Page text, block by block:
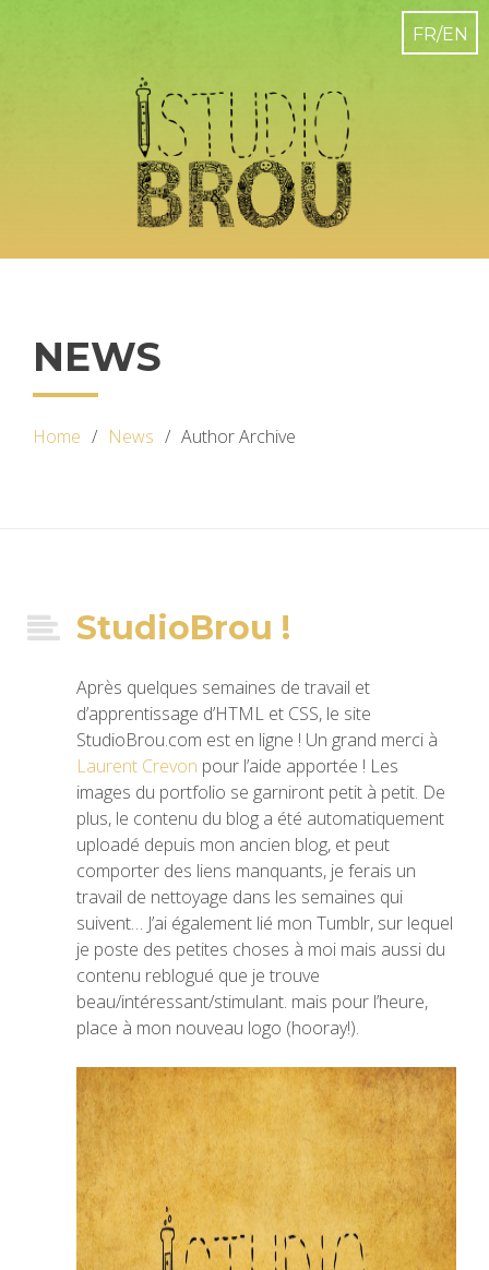
NEWS
Home News Author Archive
StudioBrou !
Après quelques semaines de travail et
d’apprentissage d’HTML et CSS, le site
StudioBrou.com est en ligne ! Un grand merci à
Laurent Crevon pour l’aide apportée ! Les
images du portfolio se garniront petit à petit. De
plus, le contenu du blog a été automatiquement
uploadé depuis mon ancien blog, et peut
comporter des liens manquants, je ferais un
travail de nettoyage dans les semaines qui
suivent… J’ai également lié mon Tumblr, sur lequel
je poste des petites choses à moi mais aussi du
contenu reblogué que je trouve
beau/intéressant/stimulant. mais pour l’heure,
place à mon nouveau logo (hooray!).